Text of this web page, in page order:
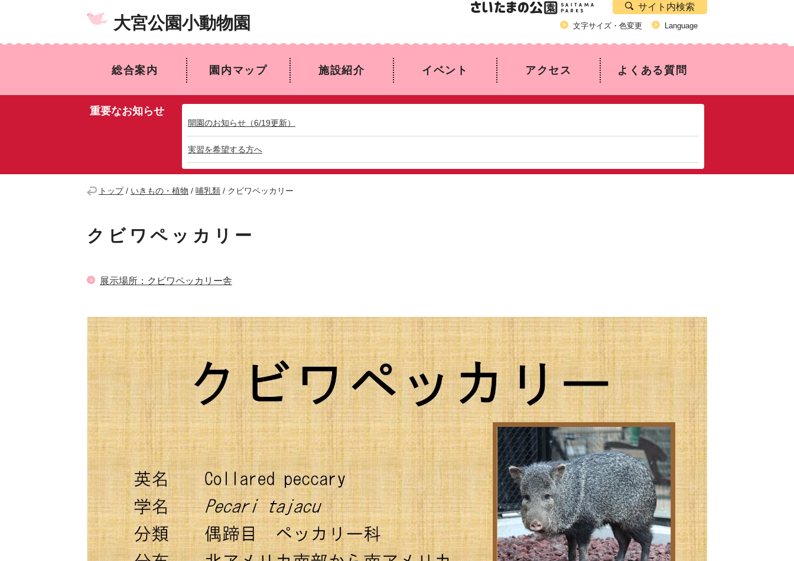
大宮公園小動物園
サイト内検索
文字サイズ・色変更 Language
総合案内 園内マップ 施設紹介 イベント アクセス よくある質問
重要なお知らせ
開園のお知らせ（6/19更新）
実習を希望する方へ
トップ/ いきもの・植物 / 哺乳類 / クビワペッカリー
クビワペッカリー
展示場所：クビワペッカリー舎